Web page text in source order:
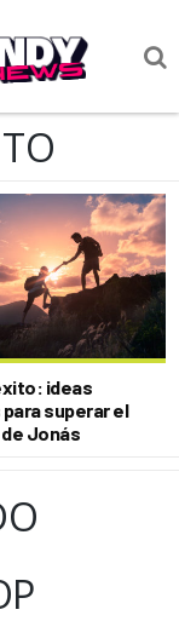
ideas
superar el
Jonás